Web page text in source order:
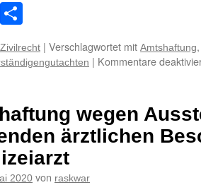
LinkedIn
Zivilrecht | Verschlagwortet mit Amtshaftung
| Kommentare
wegen
ärztlichen
2020 von raskwar